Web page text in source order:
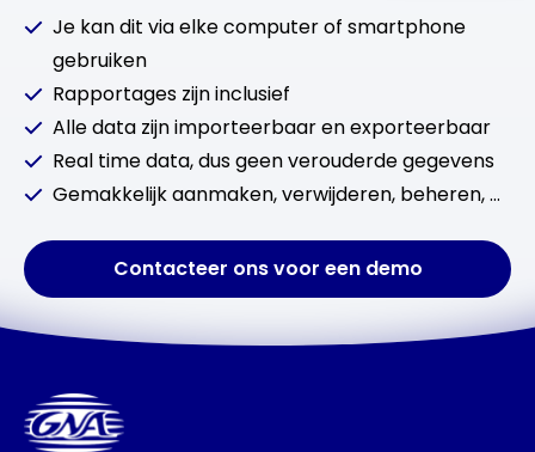
Je kan dit via elke computer of smartphone
gebruiken
Rapportages zijn inclusief
Alle data zijn importeerbaar en exporteerbaar
Real time data, dus geen verouderde gegevens
Gemakkelijk aanmaken, verwijderen, beheren, …
Contacteer ons voor een demo